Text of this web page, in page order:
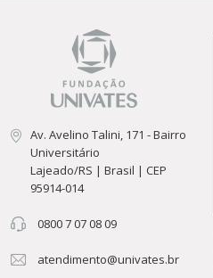
Av. Avelino Talini, 171 - Bairro
Universitário
Lajeado/RS | Brasil | CEP
95914-014
0800 7 07 08 09
atendimento@univates.br